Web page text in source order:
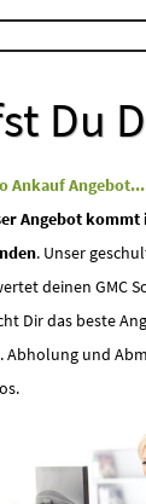
Du
Ankauf Angebot...
Angebot kommt
. Unser
deinen GMC
Dir das beste
Abholung und